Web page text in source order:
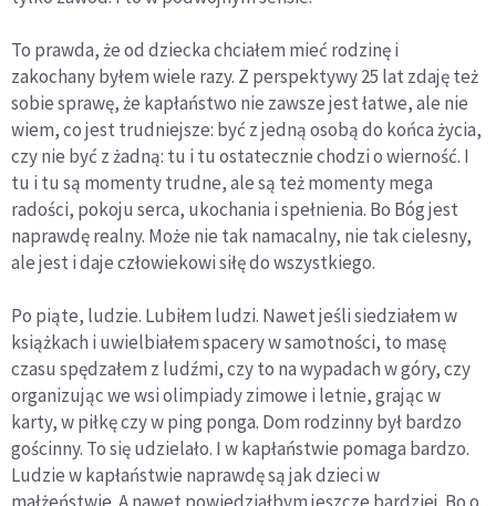
To prawda, że od dziecka chciałem mieć rodzinę i
zakochany byłem wiele razy. Z perspektywy 25 lat zdaję też
sobie sprawę, że kapłaństwo nie zawsze jest łatwe, ale nie
wiem, co jest trudniejsze: być z jedną osobą do końca życia,
czy nie być z żadną: tu i tu ostatecznie chodzi o wierność. I
tu i tu są momenty trudne, ale są też momenty mega
radości, pokoju serca, ukochania i spełnienia. Bo Bóg jest
naprawdę realny. Może nie tak namacalny, nie tak cielesny,
ale jest i daje człowiekowi siłę do wszystkiego.
Po piąte, ludzie. Lubiłem ludzi. Nawet jeśli siedziałem w
książkach i uwielbiałem spacery w samotności, to masę
czasu spędzałem z ludźmi, czy to na wypadach w góry, czy
organizując we wsi olimpiady zimowe i letnie, grając w
karty, w piłkę czy w ping ponga. Dom rodzinny był bardzo
gościnny. To się udzielało. I w kapłaństwie pomaga bardzo.
Ludzie w kapłaństwie naprawdę są jak dzieci w